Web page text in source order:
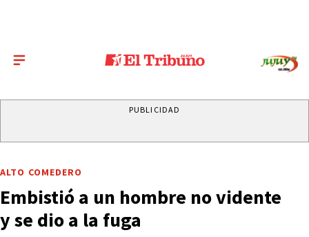
PUBLICIDAD
ALTO COMEDERO
Embistió a un hombre no vidente
y se dio a la fuga